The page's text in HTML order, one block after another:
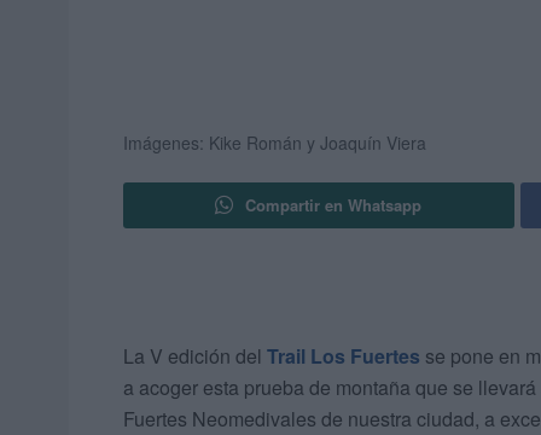
Imágenes: Kike Román y Joaquín Viera
Compartir en Whatsapp
La V edición del Trail Los Fuertes se pone en
a acoger esta prueba de montaña que se
Fuertes Neomedivales de nuestra ciudad, a